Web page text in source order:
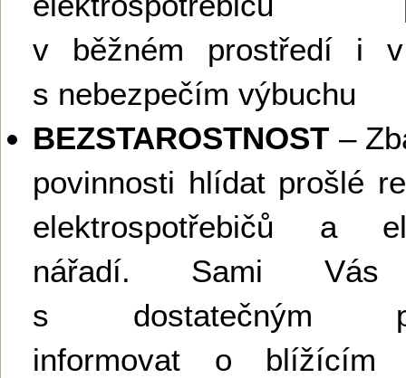
v běžném prostředí i
s nebezpečím výbuchu
BEZSTAROSTNOST –
povinnosti hlídat prošlé
elektrospotřebičů a
nářadí. Sami Vás
s dostatečným
informovat o blížícím